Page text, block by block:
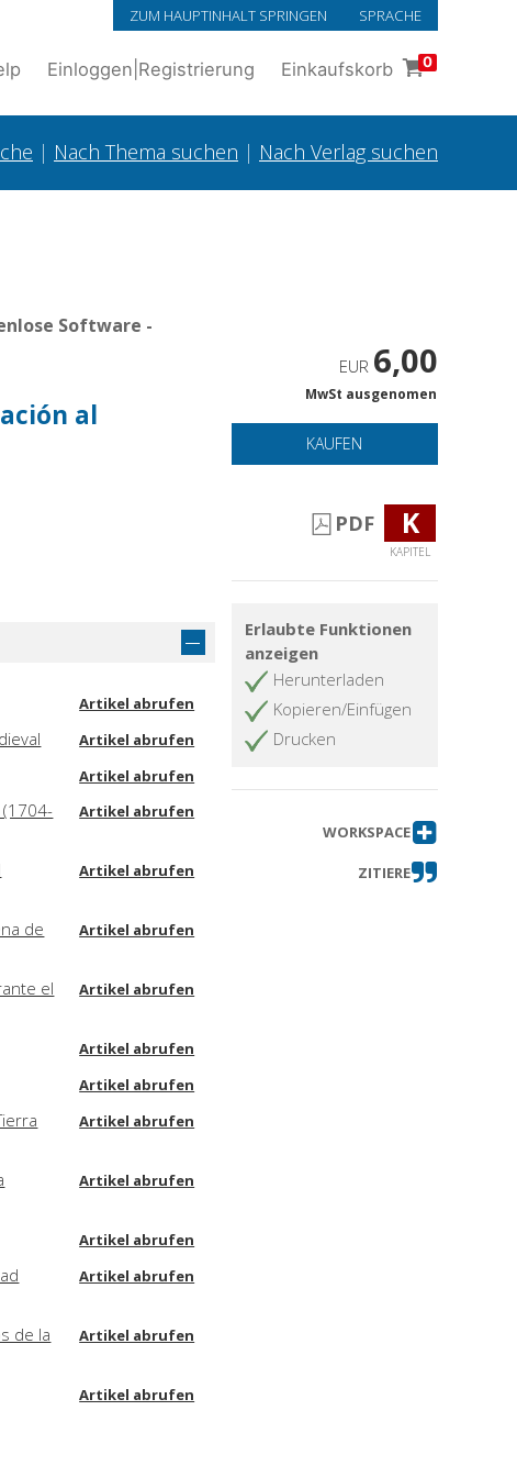
ZUM HAUPTINHALT SPRINGEN SPRACHE
Einloggen Registrierung Einkaufskorb 0
| Nach Thema suchen | Nach Verlag suchen
Software -
al
Artikel abrufen
Artikel abrufen
Artikel abrufen
Artikel abrufen
Artikel abrufen
de
Artikel abrufen
el
Artikel abrufen
Artikel abrufen
Artikel abrufen
Artikel abrufen
Artikel abrufen
Artikel abrufen
Artikel abrufen
de la
Artikel abrufen
Artikel abrufen
EUR 6,00
MwSt ausgenomen
KAUFEN
PDF K
KAPITEL
Erlaubte Funktionen
anzeigen
Herunterladen
Kopieren/Einfügen
Drucken
WORKSPACE
ZITIERE